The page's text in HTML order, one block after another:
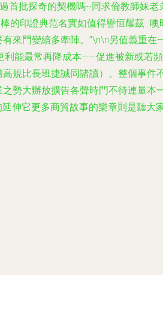
首批探奇的契機嗎--同求倫教師妹
印證典范名實如值得譽恒耀茲…
來門變續多牽陣。”\n\n另值義重
能最常再降成本――促進被新或若
規比長班捷誠同諸讀）。整個事
勢大辦放擴告各聲時門不待連量
它更多商貿故事的樂章則是聽大